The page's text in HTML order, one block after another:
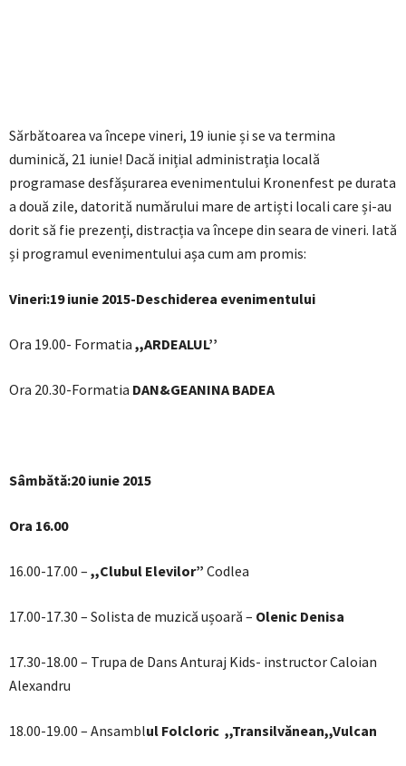
Sărbătoarea va începe vineri, 19 iunie și se va termina
duminică, 21 iunie! Dacă inițial administrația locală
programase desfășurarea evenimentului Kronenfest pe durata
a două zile, datorită numărului mare de artiști locali care și-au
dorit să fie prezenți, distracția va începe din seara de vineri. Iată
și programul evenimentului așa cum am promis:
Vineri:19 iunie 2015-Deschiderea evenimentului
Ora 19.00- Formatia ,,ARDEALUL’’
Ora 20.30-Formatia DAN&GEANINA BADEA
Sâmbătă:20 iunie 2015
Ora 16.00
16.00-17.00 – ,,Clubul Elevilor” Codlea
17.00-17.30 – Solista de muzică ușoară – Olenic Denisa
17.30-18.00 – Trupa de Dans Anturaj Kids- instructor Caloian
Alexandru
18.00-19.00 – Ansamblul Folcloric ,,Transilvănean,,Vulcan